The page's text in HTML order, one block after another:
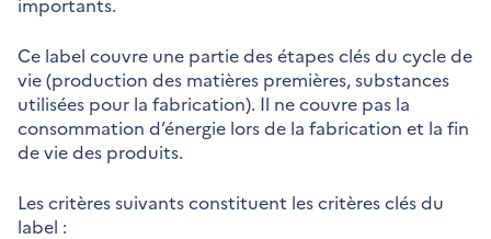
Ce label couvre une partie des étapes clés du cycle de
vie (production des matières premières, substances
utilisées pour la fabrication). Il ne couvre pas la
consommation d’énergie lors de la fabrication et la fin
de vie des produits.
Les critères suivants constituent les critères clés du
label :